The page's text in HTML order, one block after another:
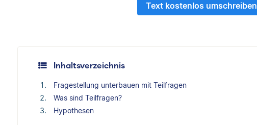
Text kostenlos umschreiben
Inhaltsverzeichnis
Fragestellung unterbauen mit Teilfragen
Was sind Teilfragen?
Hypothesen